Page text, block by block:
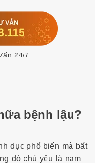
24/7
bệnh lậu?
dục phổ biến mà bất
đó chủ yếu là nam